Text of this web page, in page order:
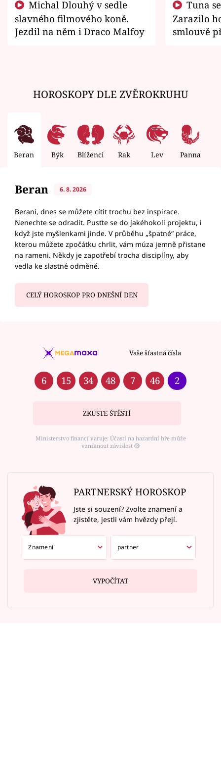
slavného filmového koně.
Jezdil na něm i Draco Malfoy
Zarazilo
smlouvě
HOROSKOPY DLE ZVĚROKRUHU
Beran Býk Blíženci Rak Lev Panna
Beran 6. 8. 2026
Berani, dnes se můžete cítit trochu bez inspirace.
Nenechte se odradit. Pusťte se do jakéhokoli projektu, i
když jste myšlenkami jinde. V průběhu „špatné“ práce,
kterou můžete zpočátku chrlit, vám múza jemně přistane
na rameni. Někdy je zapotřebí trocha disciplíny, aby
vedla ke slastné odměně.
CELÝ HOROSKOP PRO DNEŠNÍ DEN
Vaše šťastná čísla
6 15 34 48 7 46 2
ZKUSTE ŠTĚSTÍ
Ministerstvo financí varuje: Účastí na hazardní hře může
vzniknout závislost ⑱
PARTNERSKÝ HOROSKOP
Jste si souzení? Zvolte znamení a
zjistěte, jestli vám hvězdy přejí.
VYPOČÍTAT